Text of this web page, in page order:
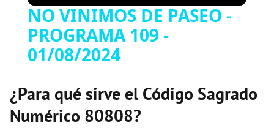
a
V
NO VINIMOS DE PASEO -
PROGRAMA 109 -
01/08/2024
¿Para qué sirve el Código Sagrado
Numérico 80808?